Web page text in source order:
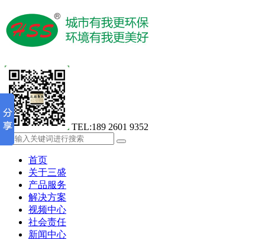
TEL:189 2601 9352
首页
关于三盛
产品服务
解决方案
视频中心
社会责任
新闻中心